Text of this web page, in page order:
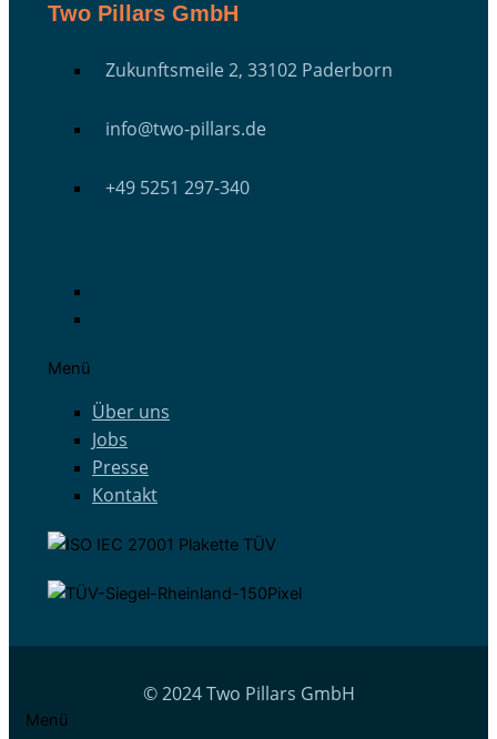
Two Pillars GmbH
Zukunftsmeile 2, 33102 Paderborn
info@two-pillars.de
+49 5251 297-340
Menü
Über uns
Jobs
Presse
Kontakt
© 2024 Two Pillars GmbH
Menü